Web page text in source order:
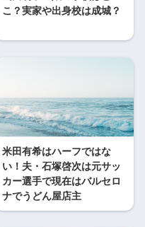
こ？実家や出身校は成城？
米田有希はハーフではな
い！夫・石塚啓次は元サッ
カー選手で現在はバルセロ
ナでうどん屋店主